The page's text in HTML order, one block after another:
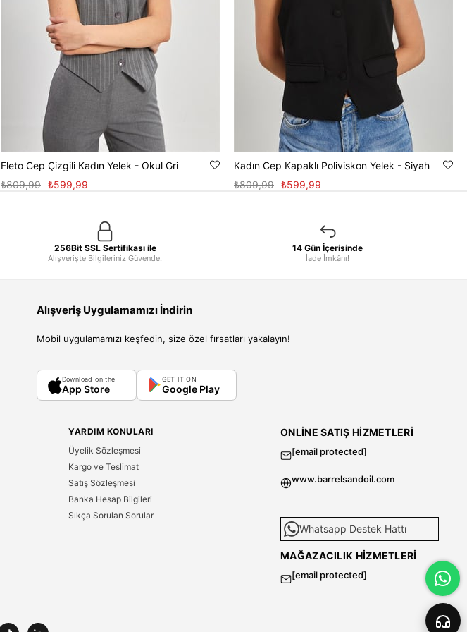
Fleto Cep Çizgili Kadın Yelek - Okul Gri
₺599,99
₺809,99
Kadın Cep Kapaklı Poliviskon Yelek - Siyah
₺599,99
₺809,99
256Bit SSL Sertifikası ile
Alışverişte Bilgileriniz Güvende.
14 Gün İçerisinde
İade İmkânı!
Alışveriş Uygulamamızı İndirin
Mobil uygulamamızı keşfedin, size özel fırsatları yakalayın!
Download on the
App Store
GET IT ON
Google Play
YARDIM KONULARI
Üyelik Sözleşmesi
Kargo ve Teslimat
Satış Sözleşmesi
Banka Hesap Bilgileri
Sıkça Sorulan Sorular
ONLINE SATIŞ HIZMETLERI
[email protected]
www.barrelsandoil.com
Whatsapp Destek Hattı
MAĞAZACILIK HIZMETLERI
[email protected]